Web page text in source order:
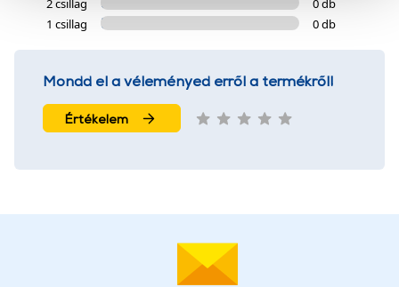
szolgáltatásaink biztosításához szükségesek. Az oldal
használatával Ön elfogadja a cookie-k használatát.
2 csillag
0 db
1 csillag
0 db
Mondd el a véleményed erről a termékről!
Értékelem